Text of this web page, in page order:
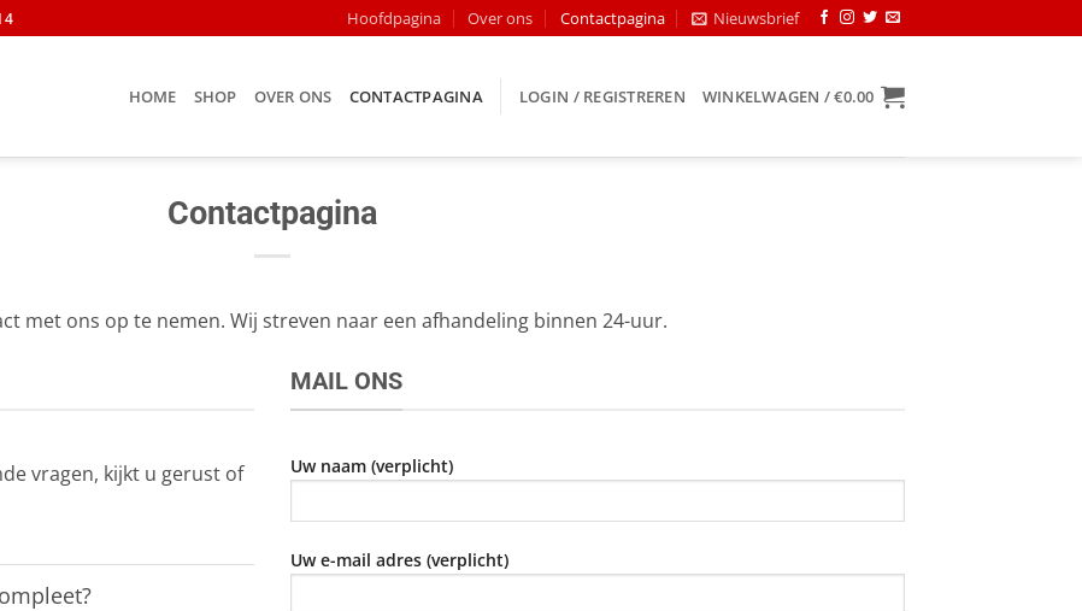
Hoofdpagina Over ons Contactpagina Nieuwsbrief
HOME SHOP OVER ONS CONTACTPAGINA LOGIN / REGISTREREN WINKELWAGEN /€0.00
Contactpagina
met ons op te nemen. Wij streven naar een afhandeling binnen 24-uur.
vragen, kijkt u gerust of
MAIL ONS
Uw naam (verplicht)
Uw e-mail adres (verplicht)